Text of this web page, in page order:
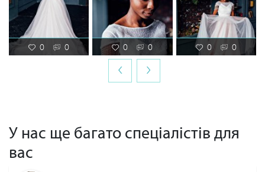
0 0 0 0 0 0
‹ ›
У нас ще багато спеціалістів для
вас